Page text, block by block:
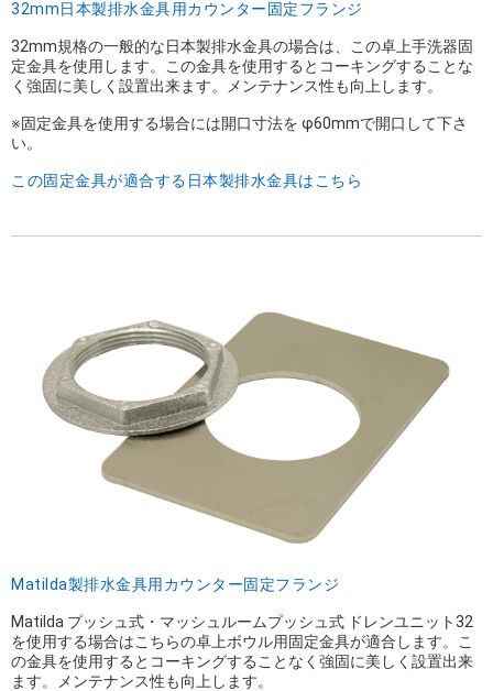
32mm日本製排水金具用カウンター固定フランジ
32mm規格の一般的な日本製排水金具の場合は、この卓上手洗器固
定金具を使用します。この金具を使用するとコーキングすることな
く強固に美しく設置出来ます。メンテナンス性も向上します。
※固定金具を使用する場合には開口寸法を φ60mmで開口して下さ
い。
この固定金具が適合する日本製排水金具はこちら
Matilda製排水金具用カウンター固定フランジ
Matilda プッシュ式・マッシュルームプッシュ式 ドレンユニット32
を使用する場合はこちらの卓上ボウル用固定金具が適合します。こ
の金具を使用するとコーキングすることなく強固に美しく設置出来
ます。メンテナンス性も向上します。